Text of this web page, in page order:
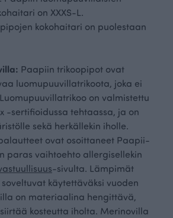
on XXXS-L.
kokohaitari on puolestaan
Paapiin trikoopipot ovat
luomupuuvillatrikoota, joka ei
on valmistettu
-sertifioidussa tehtaassa, ja on
sekä herkällekin iholle.
ovat osoittaneet Paapii-
paras vaihtoehto allergisellekin
-sivulta. Lämpimät
käytettäväksi vuoden
on materiaalina hengittävä,
kosteutta iholta. Merinovilla